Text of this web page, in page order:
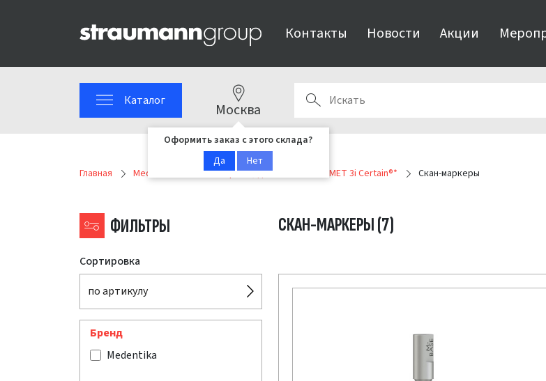
Контакты Новости Акции
Каталог Москва
Оформить заказ с этого склада?
Да
Нет
Главная Medentika MPS Серия H, для системы BIOMET 3i Certain®* Скан-маркеры
ФИЛЬТРЫ
Сортировка
СКАН-МАРКЕРЫ(7)
по артикулу
Бренд
Medentika